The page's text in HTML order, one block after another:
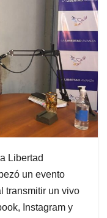
Libertad
un evento
transmitir un vivo
Instagram y